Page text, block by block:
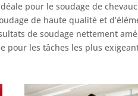
pour le soudage de
de haute qualité et
de soudage nettement
pour les tâches les plus